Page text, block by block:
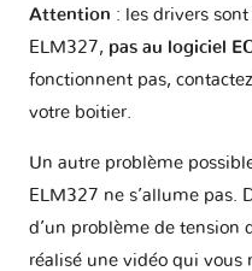
Attention : les drivers
ELM327, pas au logiciel
fonctionnent pas,
votre boitier.
Un autre problème
ELM327 ne s’allume pas.
d’un problème de tension
réalisé une vidéo qui vous